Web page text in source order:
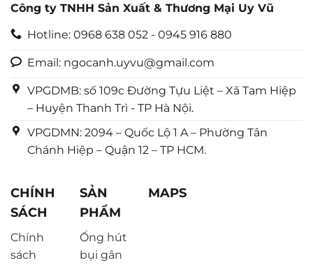
Công ty TNHH Sản Xuất & Thương Mại Uy Vũ
Hotline: 0968 638 052 - 0945 916 880
Email: ngocanh.uyvu@gmail.com
VPGDMB: số 109c Đường Tựu Liệt – Xã Tam Hiệp
– Huyện Thanh Trì - TP Hà Nội.
VPGDMN: 2094 – Quốc Lộ 1 A – Phường Tân
Chánh Hiệp – Quận 12 – TP HCM.
CHÍNH
SÁCH
Chính
sách
SẢN
PHẨM
Ống hút
bụi gân
MAPS